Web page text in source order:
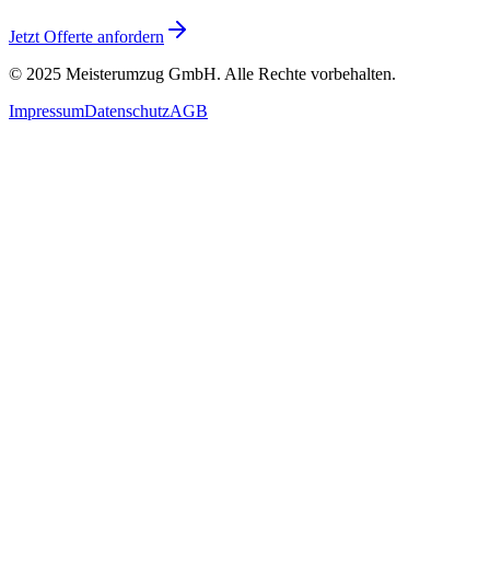
Jetzt Offerte anfordern
© 2025 Meisterumzug GmbH. Alle Rechte vorbehalten.
ImpressumDatenschutzAGB